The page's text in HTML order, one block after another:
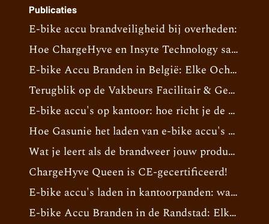
Publicaties
E-bike accu brandveiligheid bij overheden:
Hoe ChargeHyve en Insyte Technology samen bouwen aan slimme, veilige e-bike laadinfrastructuur
E-bike Accu Branden in België: Elke Ochtend Verdwijnen de Accu's in je Pand
Terugblik op de Vakbeurs Facilitair & Gebouwbeheer 2026: Veilig opladen van e-bike accu’s op kantoor leeft bij facility managers
E-bike accu's op kantoor: hoe richt je de RI&E in om aan de Arbowet te voldoen?
Hoe Gasunie het laden van e-bike accu's op kantoor
Wat je leert als de brandweer jouw product beoordeelt
ChargeHyve Queen is CE-gecertificeerd!
E-bike accu's laden in kantoorpanden: wat is in 2026 eigenlijk verplicht?
E-bike Accu Branden in de Randstad: Elke ochtend verdwijnen de accu’s in je pand